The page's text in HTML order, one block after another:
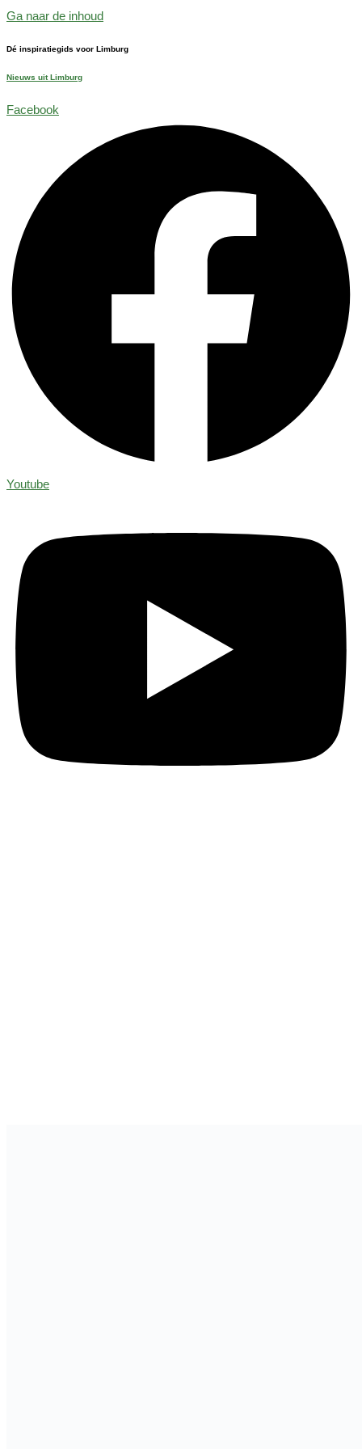
Ga naar de inhoud
Dé inspiratiegids voor Limburg
Nieuws uit Limburg
Facebook
Youtube